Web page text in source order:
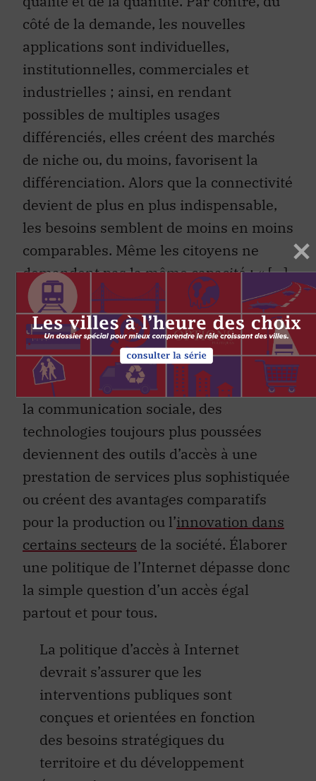
côté de la demande, les nouvelles
applications sont individuelles,
institutionnelles, commerciales et
industrielles ; ainsi, en rendant
possibles de multiples usages
différenciés, elles créent des marchés
de niche ou, du moins, favorisent la
différenciation. Alors que la connectivité
devient de plus en plus indispensable,
les besoins semblent de moins en moins
comparables. Même les citoyens ne
demandent pas la même capacité :
« […]
certains veulent une connexion plus
rapide avec des capacités de
téléchargement accrues ; d’autres sont à
la recherche du meilleur prix possible ».
Au-delà du simple divertissement ou de
la communication sociale, des
technologies toujours plus poussées
deviennent des outils d’accès à une
prestation de services plus sophistiquée
ou créent des avantages comparatifs
pour la production ou l’ innovation dans
certains secteurs
de la société. Élaborer
une politique de l’Internet dépasse donc
la simple question d’un accès égal
partout et pour tous.
La politique d’accès à Internet
devrait s’assurer que les
interventions publiques sont
conçues et orientées en fonction
des besoins stratégiques du
territoire et du développement
économique.